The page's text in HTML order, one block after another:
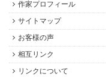
作家プロフィール
サイトマップ
お客様の声
相互リンク
リンクについて